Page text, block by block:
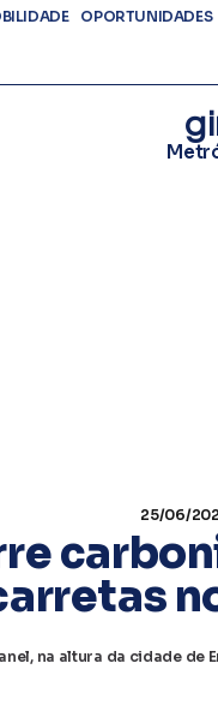
OPORTUNIDADES
25/06/
na altura da cidade de